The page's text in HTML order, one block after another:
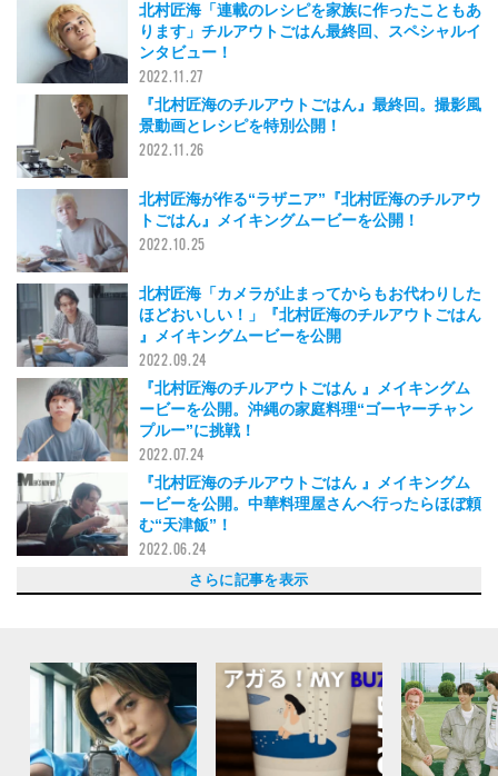
北村匠海「連載のレシピを家族に作ったこともあ
ります」チルアウトごはん最終回、スペシャルイ
ンタビュー！
2022.11.27
『北村匠海のチルアウトごはん』最終回。撮影風
景動画とレシピを特別公開！
2022.11.26
北村匠海が作る“ラザニア”『北村匠海のチルアウ
トごはん』メイキングムービーを公開！
2022.10.25
北村匠海「カメラが止まってからもお代わりした
ほどおいしい！」『北村匠海のチルアウトごはん
』メイキングムービーを公開
2022.09.24
『北村匠海のチルアウトごはん 』メイキングム
ービーを公開。沖縄の家庭料理“ゴーヤーチャン
プルー”に挑戦！
2022.07.24
『北村匠海のチルアウトごはん 』メイキングム
ービーを公開。中華料理屋さんへ行ったらほぼ頼
む“天津飯”！
2022.06.24
『北村匠海のチルアウトごはん 』メイキングム
ービーを公開。作るのはビールとも相性抜群
『北村匠海のチルアウトごはん』メイキングムー
ビーを公開。肉じゃがはフライパンでも作れる！
北村匠海、フレンチトーストを作るのは高校生以
来！ 『チルアウトごはん』メイキングムービー
意外と簡単？ 北村匠海が薫製に挑戦。『チルア
ウトごはん』メイキングムービー公開！
北村匠海と一緒にジューシーな鶏の照り焼き作
り！『チルアウトごはん』メイキングムービー公
北村匠海が栄養たっぷりな和定食作りに挑戦！
『チルアウトごはん』メイキングムービー公開
北村匠海が思い出のメニュー、ムースーローを作
る！『チルアウトごはん』メイキングムービー公
【北村匠海の料理動画】 メンズノンノ連載『チ
ルアウトごはん』メイキングムービーまとめ（v
【北村匠海の料理動画】 メンズノンノ連載『チ
ルアウトごはん』メイキングムービーまとめ（v
北村匠海と夏にぴったりなタコスを！『チルアウ
トごはん』メイキングムービー公開
北村匠海がペペロンチーノ作りに挑戦！『チルア
ウトごはん』メイキングムービー公開
北村匠海がからあげを揚げる！『チルアウトごは
ん』メイキングムービー公開
北村匠海と水餃子を包む！『チルアウトごはん』
メイキングムービー公開
北村匠海と一緒にクラムチャウダー作り！『チル
アウトごはん』メイキングムービー公開
北村匠海が作るホイコーロー！『チルアウトごは
ん』メイキングムービー公開
北村匠海と一緒にサンラータンが作れる！『チル
アウトごはん』メイキングムービー
【まとめ】北村匠海連載『チルアウトごはん』が
２年目に突入！ 好評のメイキングムービーを一
レシピ付き！北村匠海と一緒にオムライスが作れ
る『チルアウトごはん』メイキングムービー
北村匠海が鶏五目ごはんを料理する！メンズノン
ノ12月号『チルアウトごはん』メイキングムー
北村匠海がペンネアラビアータを作る！ メンズ
ノンノ10月号『チルアウトごはん』メイキング
北村匠海が炒飯を作る！ メンズノンノ９月号
『チルアウトごはん』メイキングムービー
北村匠海がルーローハンに挑戦！ メンズノンノ
８月号『チルアウトごはん』メイキングムービー
北村匠海がとんかつを揚げる！ メンズノンノ７
月号『チルアウトごはん』メイキングムービー
北村匠海がハンバーグに挑戦！メンズノンノ６月
号『チルアウトごはん』メイキングムービー
北村匠海が四川風麻婆豆腐を作る！メンズノンノ
５月号『チルアウトごはん』メイキングムービー
北村匠海が豚の角煮を作ります！メンズノンノ４
月号『チルアウトごはん』メイキングムービー
北村匠海が作るカルボナーラ。メンズノンノ３月
号『チルアウトごはん』メイキングムービー
北村匠海がサーモンのムニエルに初挑戦！ メン
ズノンノ２月号『チルアウトごはん』メイキング
北村匠海がガパオライスを作る！ メンズノンノ
連載『チルアウトごはん』、第１回のメイキング
さらに記事を表示